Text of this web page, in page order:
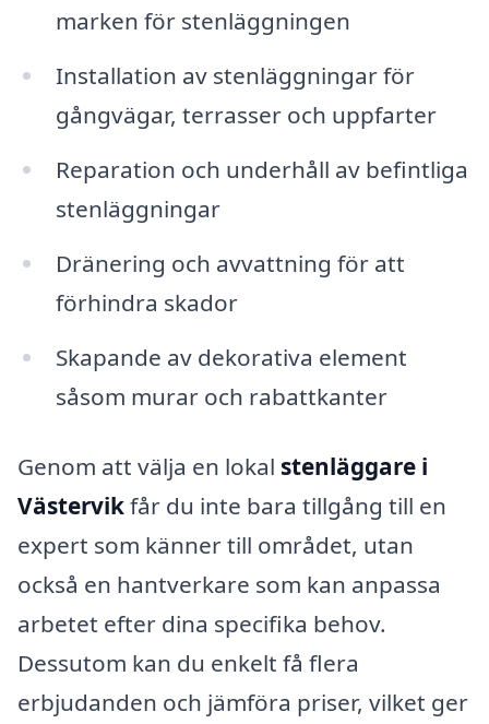
marken för stenläggningen
Installation av stenläggningar för
gångvägar, terrasser och uppfarter
Reparation och underhåll av befintliga
stenläggningar
Dränering och avvattning för att
förhindra skador
Skapande av dekorativa element
såsom murar och rabattkanter
Genom att välja en lokal stenläggare i
Västervikfår du inte bara tillgång till en
expert som känner till området, utan
också en hantverkare som kan anpassa
arbetet efter dina specifika behov.
Dessutom kan du enkelt få flera
erbjudanden och jämföra priser, vilket ger